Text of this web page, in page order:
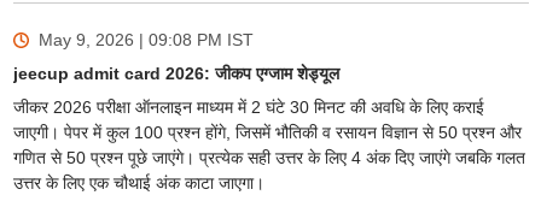
May 9, 2026 | 09:08 PM IST
jeecup admit card 2026: जीकप एग्जाम शेड्यूल
जीकर 2026 परीक्षा ऑनलाइन माध्यम में 2 घंटे 30 मिनट की अवधि के लिए कराई
जाएगी। पेपर में कुल 100 प्रश्न होंगे, जिसमें भौतिकी व रसायन विज्ञान से 50 प्रश्न और
गणित से 50 प्रश्न पूछे जाएंगे। प्रत्येक सही उत्तर के लिए 4 अंक दिए जाएंगे जबकि गलत
उत्तर के लिए एक चौथाई अंक काटा जाएगा।